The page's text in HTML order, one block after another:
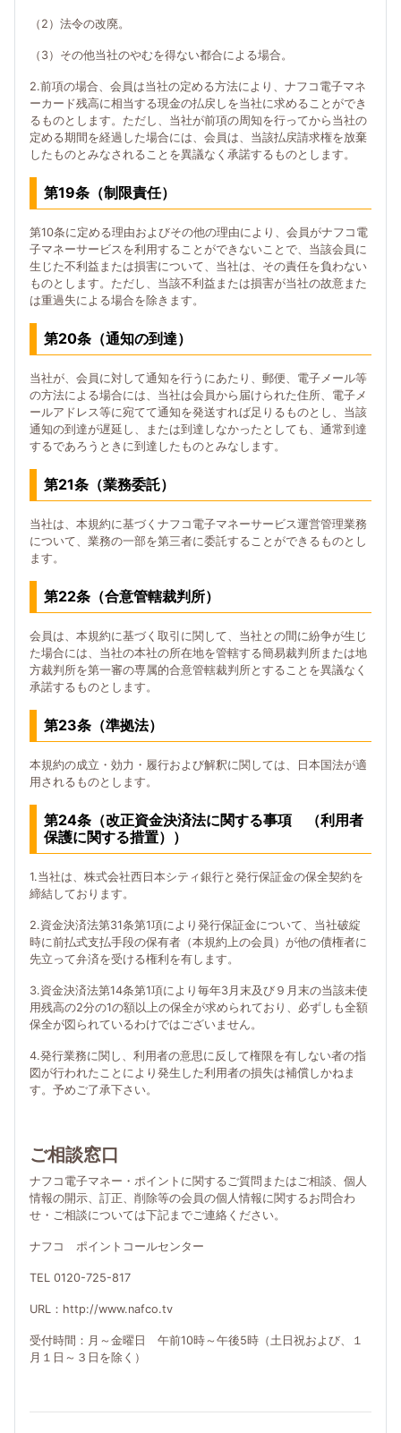
（2）法令の改廃。
（3）その他当社のやむを得ない都合による場合。
2.前項の場合、会員は当社の定める方法により、ナフコ電子マネ
ーカード残高に相当する現金の払戻しを当社に求めることができ
るものとします。ただし、当社が前項の周知を行ってから当社の
定める期間を経過した場合には、会員は、当該払戻請求権を放棄
したものとみなされることを異議なく承諾するものとします。
第19条（制限責任）
第10条に定める理由およびその他の理由により、会員がナフコ電
子マネーサービスを利用することができないことで、当該会員に
生じた不利益または損害について、当社は、その責任を負わない
ものとします。ただし、当該不利益または損害が当社の故意また
は重過失による場合を除きます。
第20条（通知の到達）
当社が、会員に対して通知を行うにあたり、郵便、電子メール等
の方法による場合には、当社は会員から届けられた住所、電子メ
ールアドレス等に宛てて通知を発送すれば足りるものとし、当該
通知の到達が遅延し、または到達しなかったとしても、通常到達
するであろうときに到達したものとみなします。
第21条（業務委託）
当社は、本規約に基づくナフコ電子マネーサービス運営管理業務
について、業務の一部を第三者に委託することができるものとし
ます。
第22条（合意管轄裁判所）
会員は、本規約に基づく取引に関して、当社との間に紛争が生じ
た場合には、当社の本社の所在地を管轄する簡易裁判所または地
方裁判所を第一審の専属的合意管轄裁判所とすることを異議なく
承諾するものとします。
第23条（準拠法）
本規約の成立・効力・履行および解釈に関しては、日本国法が適
用されるものとします。
第24条（改正資金決済法に関する事項 （利用者
保護に関する措置））
1.当社は、株式会社西日本シティ銀行と発行保証金の保全契約を
締結しております。
2.資金決済法第31条第1項により発行保証金について、当社破綻
時に前払式支払手段の保有者（本規約上の会員）が他の債権者に
先立って弁済を受ける権利を有します。
3.資金決済法第14条第1項により毎年3月末及び９月末の当該未使
用残高の2分の1の額以上の保全が求められており、必ずしも全額
保全が図られているわけではございません。
4.発行業務に関し、利用者の意思に反して権限を有しない者の指
図が行われたことにより発生した利用者の損失は補償しかねま
す。予めご了承下さい。
ご相談窓口
ナフコ電子マネー・ポイントに関するご質問またはご相談、個人
情報の開示、訂正、削除等の会員の個人情報に関するお問合わ
せ・ご相談については下記までご連絡ください。
ナフコ ポイントコールセンター
TEL 0120-725-817
URL：http://www.nafco.tv
受付時間：月～金曜日 午前10時～午後5時（土日祝および、１
月１日～３日を除く）